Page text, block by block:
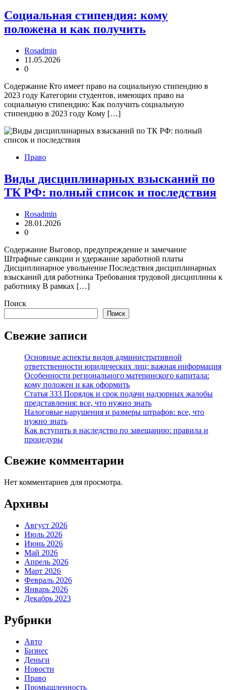
Социальная стипендия: кому
положена и как получить
Rosadmin
11.05.2026
0
Содержание Кто имеет право на социальную стипендию в
2023 году Категории студентов, имеющих право на
социальную стипендию: Как получить социальную
стипендию в 2023 году Кому […]
Право
Виды дисциплинарных взысканий по
ТК РФ: полный список и последствия
Rosadmin
28.01.2026
0
Содержание Выговор, предупреждение и замечание
Штрафные санкции и удержание заработной платы
Дисциплинарное увольнение Последствия дисциплинарных
взысканий для работника Требования трудовой дисциплины к
работнику В рамках […]
Поиск
Поиск
Свежие записи
Основные аспекты видов административной
ответственности юридических лиц: важная информация
Особенности регионального материнского капитала:
кому положен и как оформить
Статья 333 Порядок и срок подачи надзорных жалобы
представления: все, что нужно знать
Налоговые нарушения и размеры штрафов: все, что
нужно знать
Как вступить в наследство по завещанию: правила и
процедуры
Свежие комментарии
Нет комментариев для просмотра.
Архивы
Август 2026
Июль 2026
Июнь 2026
Май 2026
Апрель 2026
Март 2026
Февраль 2026
Январь 2026
Декабрь 2023
Рубрики
Авто
Бизнес
Деньги
Новости
Право
Промышленность